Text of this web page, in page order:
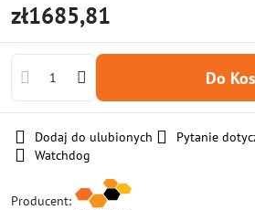
zł1685,81
Do
Dodaj do ulubionych
Pytanie
Watchdog
Producent: